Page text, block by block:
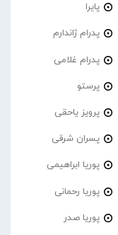
پایرا
پدرام ژاندارم
پدرام غلامی
پرستو
پرویز یاحقی
پسران شرقی
پوریا ابراهیمی
پوریا رحمانی
پوریا صدر